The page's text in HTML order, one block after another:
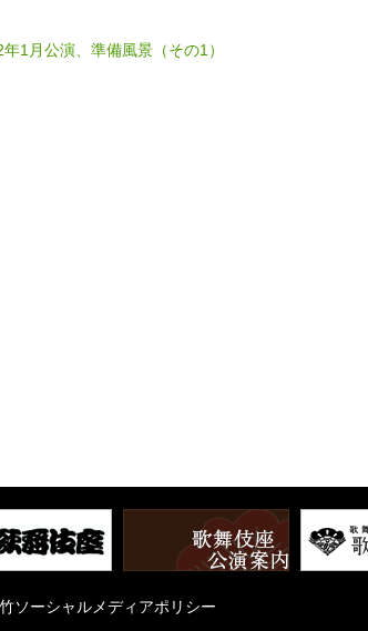
1月公演、準備風景（その1）
ソーシャルメディアポリシー